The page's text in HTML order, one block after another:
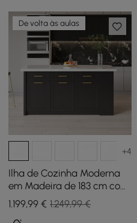
De volta às aulas
+4
Ilha de Cozinha Moderna
em Madeira de 183 cm com
Gavetas e Armários,
Branco e Preto
1.199,99 € 1.249,99 €